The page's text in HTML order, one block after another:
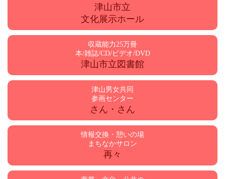
津山市立
文化展示ホール
収蔵能力25万冊
本/雑誌/CD/ビデオ/DVD
津山市立図書館
津山男女共同
参画センター
さん・さん
情報交換・憩いの場
まちなかサロン
再々